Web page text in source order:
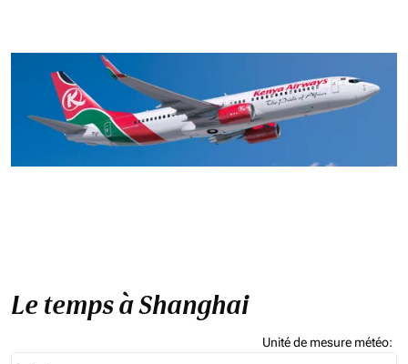
Le temps à Shanghai
Unité de mesure météo: